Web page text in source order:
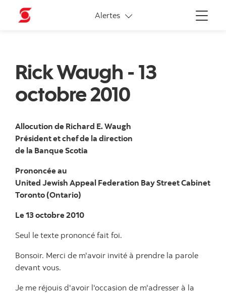
Menu
Alertes
Liens connexes
Rick Waugh - 13
octobre 2010
Allocution de Richard E. Waugh
Président et chef de la direction
de la Banque Scotia
Prononcée au
United Jewish Appeal Federation Bay Street Cabinet
Toronto (Ontario)
Le 13 octobre 2010
Seul le texte prononcé fait foi.
Bonsoir. Merci de m'avoir invité à prendre la parole
devant vous.
Je me réjouis d'avoir l'occasion de m'adresser à la